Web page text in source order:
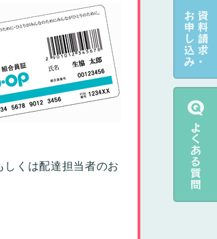
くは配達担当者のお